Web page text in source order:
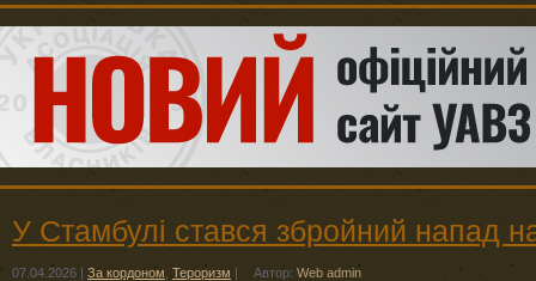
У Стамбулі стався збройний напад
07.04.2026 | За кордоном Тероризм | Автор: Web admin